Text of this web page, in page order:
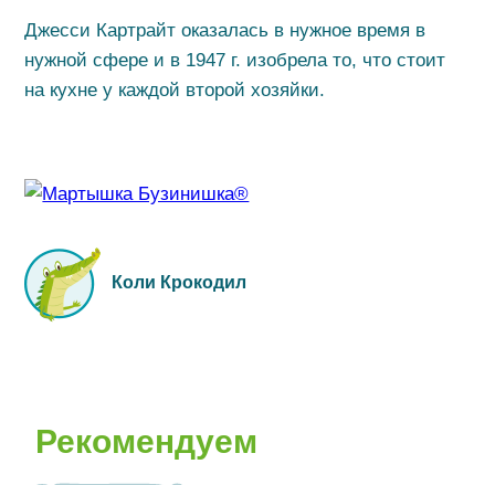
Джесси Картрайт оказалась в нужное время в
нужной сфере и в 1947 г. изобрела то, что стоит
на кухне у каждой второй хозяйки.
Коли Крокодил
Рекомендуем